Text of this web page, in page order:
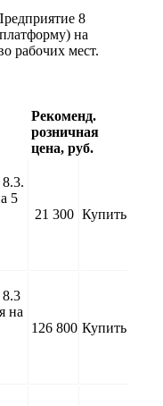
8
на
рабочих мест.
Рекоменд.
розничная
цена, руб.
5
21 300 Купить
на
126 800 Купить